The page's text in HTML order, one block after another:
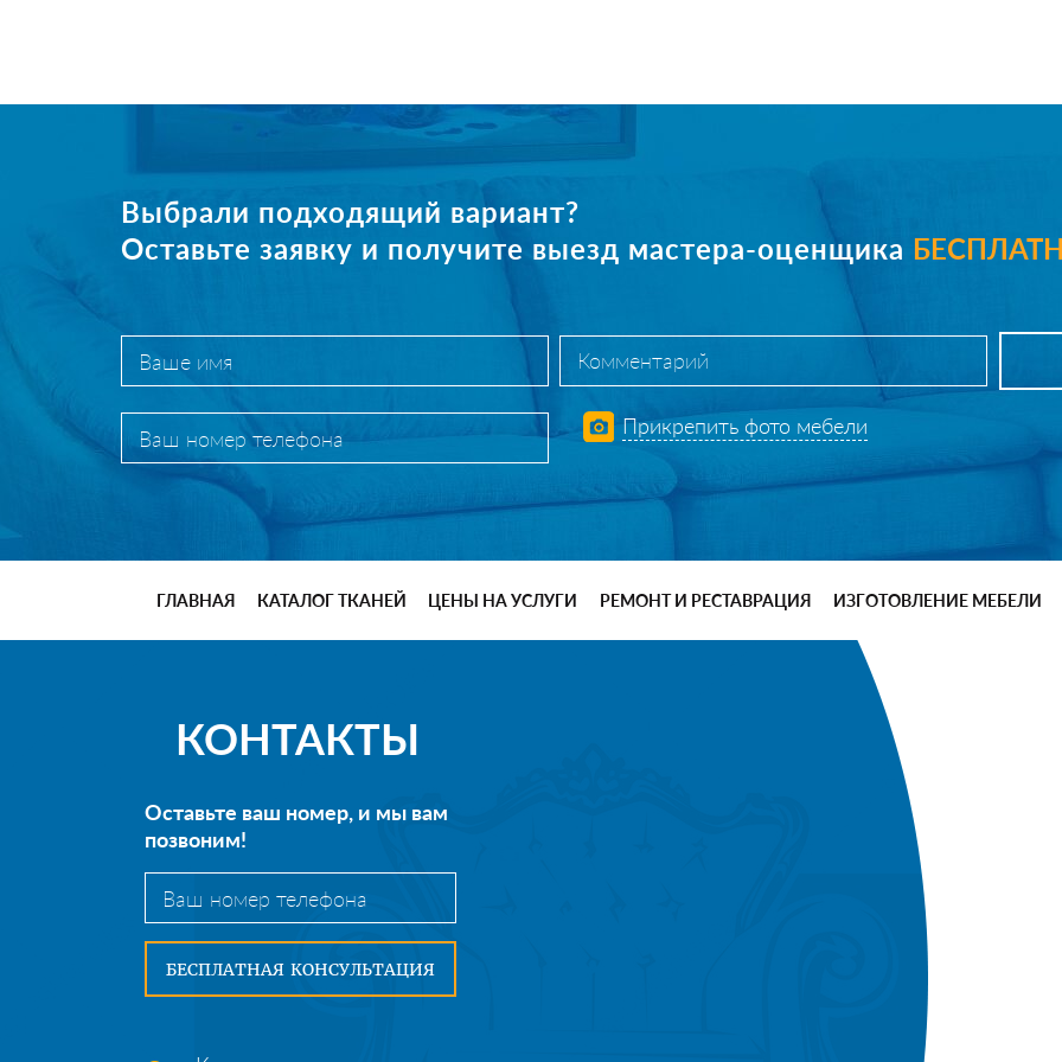
Выбрали подходящий вариант?
Оставьте заявку и получите выезд мастера-оценщика
Прикрепить фото мебели
ГЛАВНАЯ КАТАЛОГ ТКАНЕЙ ЦЕНЫ НА УСЛУГИ РЕМОНТ И РЕСТАВРАЦИЯ ИЗГОТОВЛЕНИЕ МЕБЕЛИ
КОНТАКТЫ
Оставьте ваш номер, и мы вам
позвоним!